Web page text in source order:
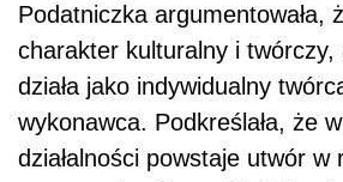
Podatniczka argumentowała,
charakter kulturalny i twórczy,
działa jako indywidualny
wykonawca. Podkreślała, że
działalności powstaje utwór w